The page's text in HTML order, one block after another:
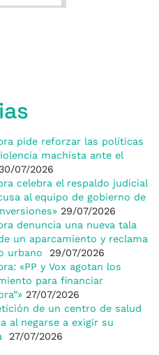
pide reforzar las políticas
machista ante el
30/07/2026
celebra el respaldo judicial
al equipo de gobierno de
29/07/2026
denuncia una nueva tala
un aparcamiento y reclama
urbano
29/07/2026
«PP y Vox agotan los
para financiar
27/07/2026
de un centro de salud
al negarse a exigir su
27/07/2026